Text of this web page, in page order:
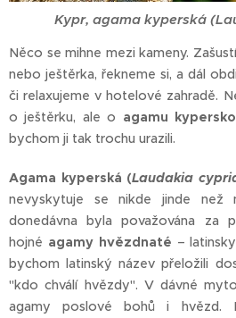
Kypr, agama kyperská
Něco se mihne mezi kameny.
nebo ještěrka, řekneme si, a dál
či relaxujeme v hotelové zahradě.
o ještěrku, ale o agamu
bychom ji tak trochu urazili.
Agama kyperská (Laudakia
nevyskytuje se nikde jinde než
donedávna byla považována za
hojné agamy hvězdnaté –
bychom latinský název přeložili
"kdo chválí hvězdy". V dávné
agamy poslové bohů i hvězd.